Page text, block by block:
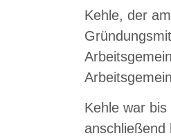
Kehle, der
Kehle war
anschließend